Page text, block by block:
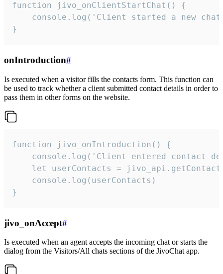
function jivo_onClientStartChat() {
console.log('Client started a new
}
onIntroduction#
Is executed when a visitor fills the contacts form. This function can
be used to track whether a client submitted contact details in order to
pass them in other forms on the website.
function jivo_onIntroduction() {
console.log('Client entered contact
let userContacts =
    console.log(userContacts)
}
jivo_onAccept#
Is executed when an agent accepts the incoming chat or starts the
dialog from the Visitors/All chats sections of the JivoChat app.